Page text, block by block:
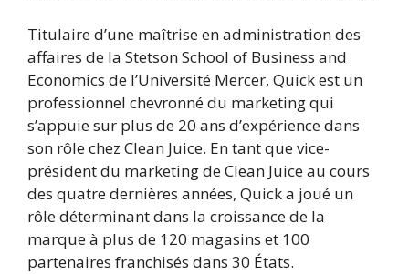
Titulaire d’une maîtrise en administration des
affaires de la Stetson School of Business and
Economics de l’Université Mercer, Quick est un
professionnel chevronné du marketing qui
s’appuie sur plus de 20 ans d’expérience dans
son rôle chez Clean Juice. En tant que vice-
président du marketing de Clean Juice au cours
des quatre dernières années, Quick a joué un
rôle déterminant dans la croissance de la
marque à plus de 120 magasins et 100
partenaires franchisés dans 30 États.